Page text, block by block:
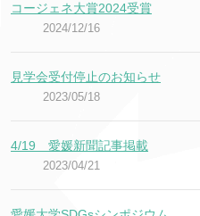
コージェネ大賞2024受賞
2024/12/16
見学会受付停止のお知らせ
2023/05/18
4/19 愛媛新聞記事掲載
2023/04/21